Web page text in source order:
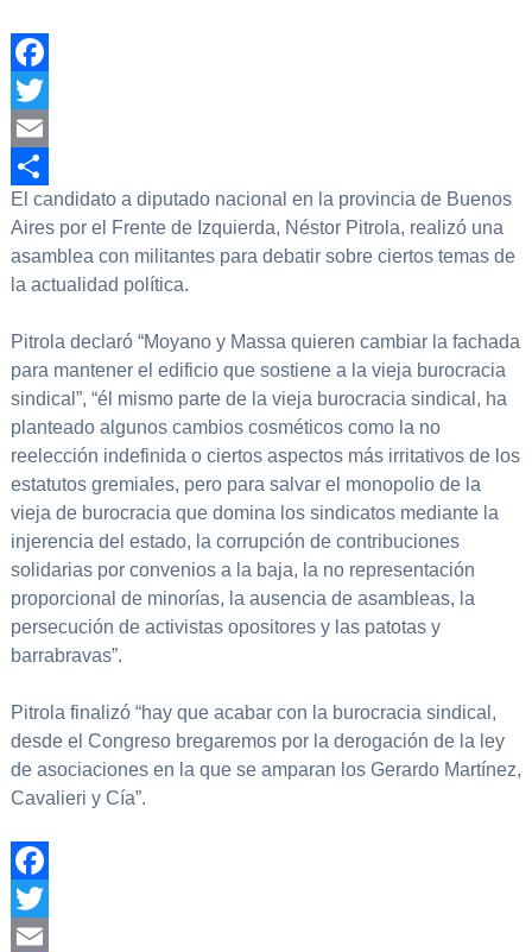
Facebook
Twitter
Email
Compartir
El candidato a diputado nacional en la provincia de Buenos
Aires por el Frente de Izquierda, Néstor Pitrola, realizó una
asamblea con militantes para debatir sobre ciertos temas de
la actualidad política.
Pitrola declaró “Moyano y Massa quieren cambiar la fachada
para mantener el edificio que sostiene a la vieja burocracia
sindical”, “él mismo parte de la vieja burocracia sindical, ha
planteado algunos cambios cosméticos como la no
reelección indefinida o ciertos aspectos más irritativos de los
estatutos gremiales, pero para salvar el monopolio de la
vieja de burocracia que domina los sindicatos mediante la
injerencia del estado, la corrupción de contribuciones
solidarias por convenios a la baja, la no representación
proporcional de minorías, la ausencia de asambleas, la
persecución de activistas opositores y las patotas y
barrabravas”.
Pitrola finalizó “hay que acabar con la burocracia sindical,
desde el Congreso bregaremos por la derogación de la ley
de asociaciones en la que se amparan los Gerardo Martínez,
Cavalieri y Cía”.
Facebook
Twitter